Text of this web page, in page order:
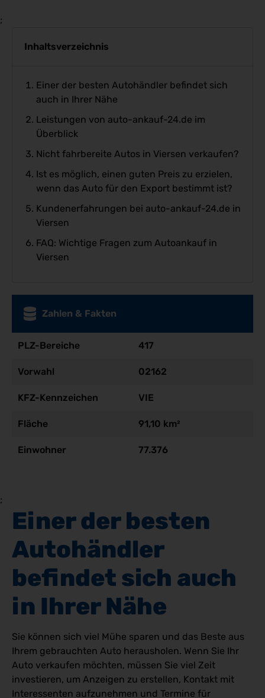
;
Inhaltsverzeichnis
Einer der besten Autohändler befindet sich
auch in Ihrer Nähe
Leistungen von auto-ankauf-24.de im
Überblick
Nicht fahrbereite Autos in Viersen verkaufen?
Ist es möglich, einen guten Preis zu erzielen,
wenn das Auto für den Export bestimmt ist?
Kundenerfahrungen bei auto-ankauf-24.de in
Viersen
FAQ: Wichtige Fragen zum Autoankauf in
Viersen
Zahlen & Fakten
PLZ-Bereiche 417
Vorwahl 02162
KFZ-Kennzeichen VIE
Fläche 91,10 km²
Einwohner 77.376
;
Einer der besten
Autohändler
befindet sich auch
in Ihrer Nähe
Sie können sich viel Mühe sparen und das Beste aus
Ihrem gebrauchten Auto herausholen. Wenn Sie Ihr
Auto verkaufen möchten, müssen Sie viel Zeit
investieren, um Anzeigen zu erstellen, Kontakt mit
Interessenten aufzunehmen und Termine für